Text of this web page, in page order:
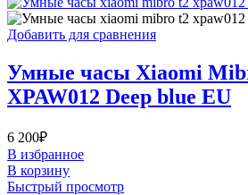
Добавить для сравнения
Умные часы Xiaomi
XPAW012 Deep blue EU
6 200₽
В избранное
В корзину
Быстрый просмотр